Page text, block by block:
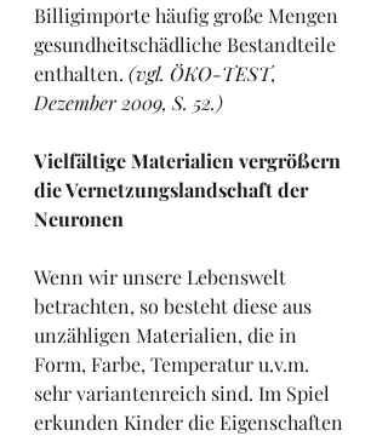
Billigimporte häufig große Mengen
gesundheitschädliche Bestandteile
enthalten. (vgl. ÖKO-TEST,
Dezember 2009, S. 52.)
Vielfältige Materialien vergrößern
die Vernetzungslandschaft der
Neuronen
Wenn wir unsere Lebenswelt
betrachten, so besteht diese aus
unzähligen Materialien, die in
Form, Farbe, Temperatur u.v.m.
sehr variantenreich sind. Im Spiel
erkunden Kinder die Eigenschaften